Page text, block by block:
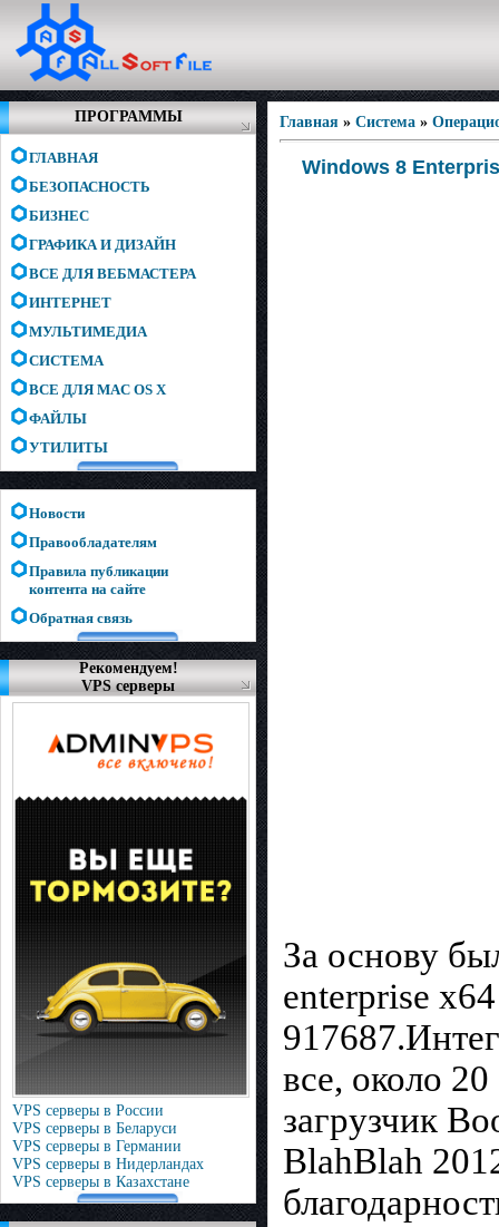
ПРОГРАММЫ
ГЛАВНАЯ
БЕЗОПАСНОСТЬ
БИЗНЕС
ГРАФИКА И ДИЗАЙН
ВСЕ ДЛЯ ВЕБМАСТЕРА
ИНТЕРНЕТ
МУЛЬТИМЕДИА
СИСТЕМА
ВСЕ ДЛЯ MAC OS X
ФАЙЛЫ
УТИЛИТЫ
Новости
Правообладателям
Правила публикации
контента на сайте
Обратная связь
Рекомендуем!
VPS серверы
VPS серверы в России
VPS серверы в Беларуси
VPS серверы в Германии
VPS серверы в Нидерландах
VPS серверы в Казахстане
Главная » Система »
Windows 8
За основу
enterprise
все, около
загрузчик
BlahBlah